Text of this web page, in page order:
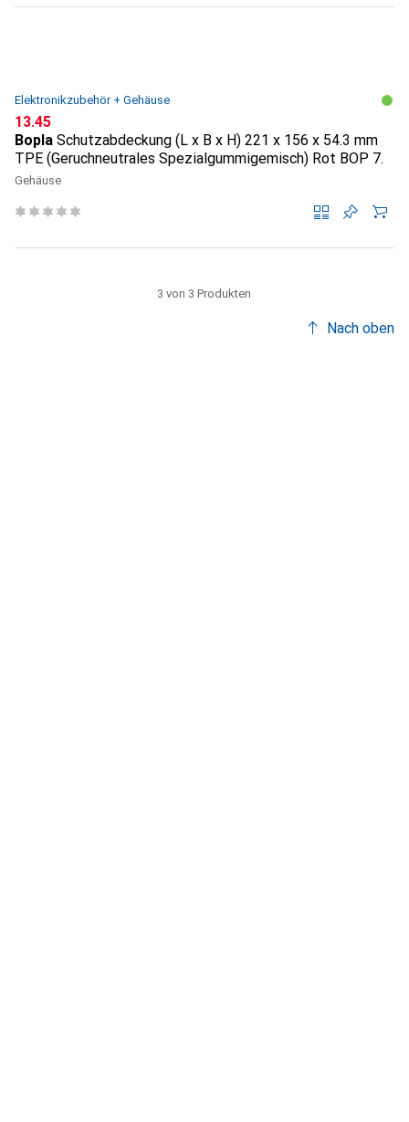
Elektronikzubehör + Gehäuse
CHF
13.45
Bopla Schutzabdeckung (L x B x H) 221 x 156 x 54.3 mm
TPE (Geruchneutrales Spezialgummigemisch) Rot BOP 7.
Gehäuse
3 von 3 Produkten
Nach oben